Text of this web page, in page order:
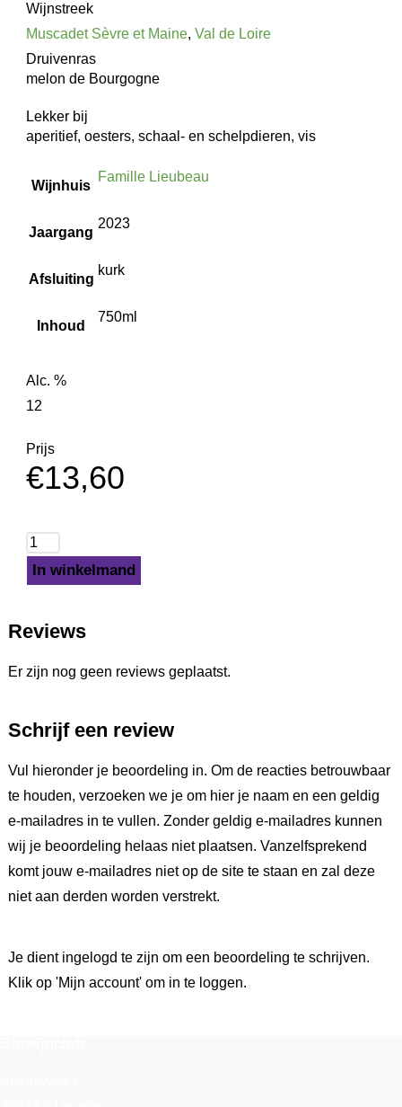
Wijnstreek
Muscadet Sèvre et Maine, Val de Loire
Druivenras
melon de Bourgogne
Lekker bij
aperitief, oesters, schaal- en schelpdieren, vis
Wijnhuis
Famille Lieubeau
Jaargang
2023
Afsluiting
kurk
Inhoud
750ml
Alc. %
12
Prijs
€13,60
In winkelmand
Reviews
Er zijn nog geen reviews geplaatst.
Schrijf een review
Vul hieronder je beoordeling in. Om de reacties betrouwbaar
te houden, verzoeken we je om hier je naam en een geldig
e-mailadres in te vullen. Zonder geldig e-mailadres kunnen
wij je beoordeling helaas niet plaatsen. Vanzelfsprekend
komt jouw e-mailadres niet op de site te staan en zal deze
niet aan derden worden verstrekt.
Je dient ingelogd te zijn om een beoordeling te schrijven.
Klik op 'Mijn account' om in te loggen.